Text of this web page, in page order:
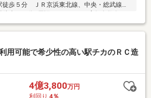
徒歩５分 ＪＲ京浜東北線、中央・総武線、
ＡＴＩＯＮ■まいばすけっと岩本町二丁目
約５分）■セブンイレブン東神田二丁目店…
２分）■ファミリーマート東神田二丁目店…約
分）■千代田区立和泉公園…約５７０ｍ（徒歩
局…約２９０ｍ（徒歩約４分）
用可能で希少性の高い駅チカのＲＣ造
4億3,800万円
利回り 4％